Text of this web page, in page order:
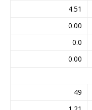
4.51
0.00
0.0
0.00
49